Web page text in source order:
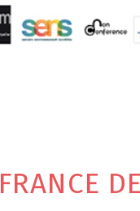
FRANCE